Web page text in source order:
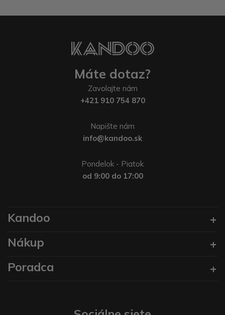
Máte dotaz?
Zavolajte nám
+421 910 754 870
Napište nám
info@kandoo.sk
Pondelok - Piatok
od 9:00 do 17:00
Kandoo
Nákup
Poradca